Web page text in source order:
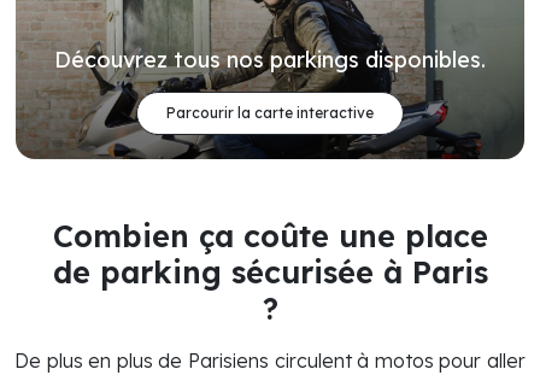
Découvrez tous nos parkings disponibles.
Parcourir la carte interactive
Combien ça coûte une place
de parking sécurisée à Paris
?
De plus en plus de Parisiens circulent à motos pour aller